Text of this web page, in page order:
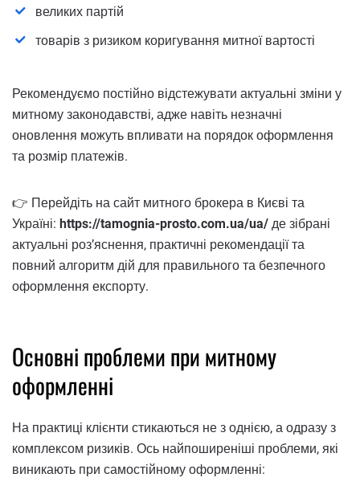
великих партій
товарів з ризиком коригування митної вартості
Рекомендуємо постійно відстежувати актуальні зміни у
митному законодавстві, адже навіть незначні
оновлення можуть впливати на порядок оформлення
та розмір платежів.
👉 Перейдіть на сайт митного брокера в Києві та
Україні: https://tamognia-prosto.com.ua/ua/ де зібрані
актуальні роз’яснення, практичні рекомендації та
повний алгоритм дій для правильного та безпечного
оформлення експорту.
Основні проблеми при митному
оформленні
На практиці клієнти стикаються не з однією, а одразу з
комплексом ризиків. Ось найпоширеніші проблеми, які
виникають при самостійному оформленні: